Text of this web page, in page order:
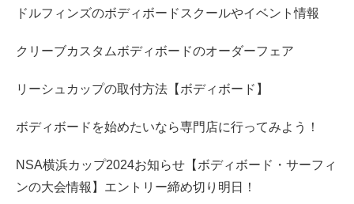
ドルフィンズのボディボードスクールやイベント情報
クリーブカスタムボディボードのオーダーフェア
リーシュカップの取付方法【ボディボード】
ボディボードを始めたいなら専門店に行ってみよう！
NSA横浜カップ2024お知らせ【ボディボード・サーフィ
ンの大会情報】エントリー締め切り明日！